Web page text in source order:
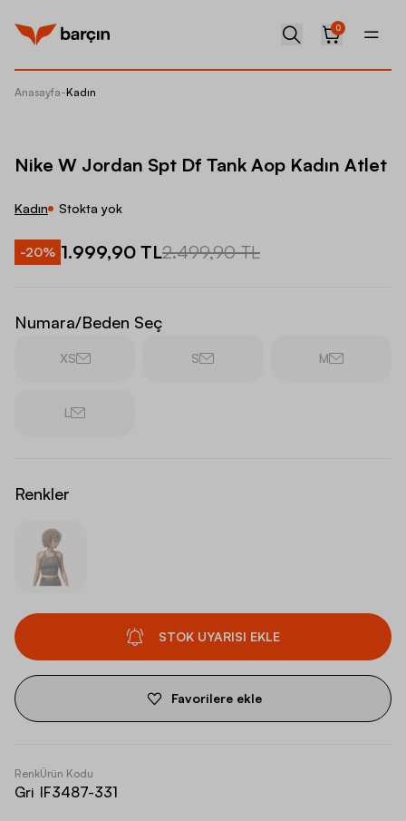
0
Anasayfa-Kadın
Nike W Jordan Spt Df Tank Aop Kadın Atlet
Kadın Stokta yok
-20% 1.999,90 TL2.499,90 TL
Numara/Beden Seç
XS S M
L
Renkler
STOK UYARISI EKLE
Favorilere ekle
Renk
Gri
Ürün Kodu
IF3487-331